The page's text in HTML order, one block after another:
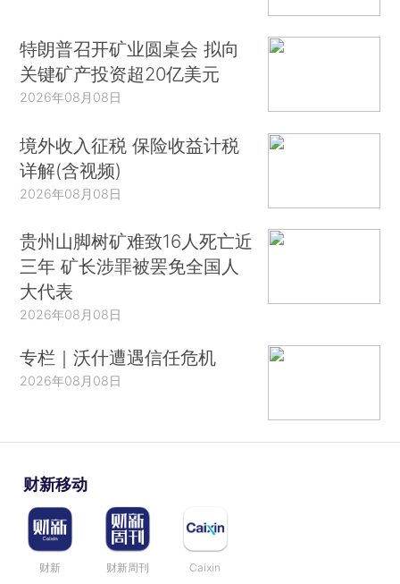
特朗普召开矿业圆桌会 拟向
关键矿产投资超20亿美元
2026年08月08日
境外收入征税 保险收益计税
详解(含视频)
2026年08月08日
贵州山脚树矿难致16人死亡近
三年 矿长涉罪被罢免全国人
大代表
2026年08月08日
专栏｜沃什遭遇信任危机
2026年08月08日
财新移动
财新 财新周刊 Caixin